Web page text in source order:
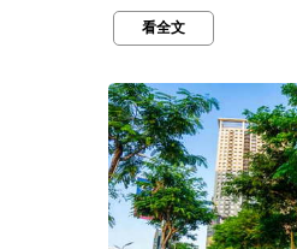
看全文